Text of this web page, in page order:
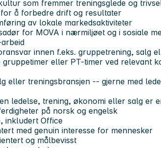
som fremmer treningsglede og
å forbedre drift og resultater
av lokale markedsaktiviteter
for MOVA i nærmiljøet og i sosiale
innen f.eks. gruppetrening, salg
eller PT-timer ved relevant
eller treningsbransjen -- gjerne med
ledelse, trening, økonomi eller salg er
på norsk og engelsk
inkludert Office
med genuin interesse for mennesker
og målbevisst